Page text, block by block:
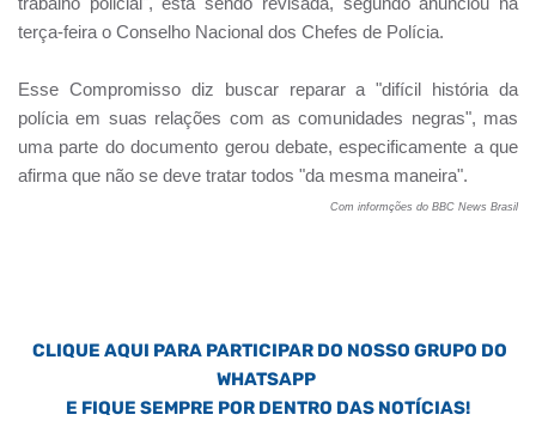
terça-feira o Conselho Nacional dos Chefes de Polícia.
Esse Compromisso diz buscar reparar a "difícil história da
polícia em suas relações com as comunidades negras", mas
uma parte do documento gerou debate, especificamente a que
afirma que não se deve tratar todos "da mesma maneira".
Com informções do BBC News Brasil
CLIQUE AQUI PARA PARTICIPAR DO NOSSO GRUPO DO
WHATSAPP
E FIQUE SEMPRE POR DENTRO DAS NOTÍCIAS!